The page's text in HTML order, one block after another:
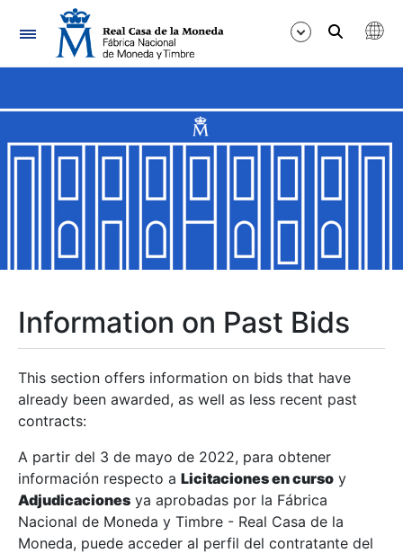
Navigation
Show/Hide
Show/Hide
Show/Hide
Show/Hide
Show/Hide
Information on Past Bids
This section offers information on bids that have
already been awarded, as well as less recent past
contracts:
A partir del 3 de mayo de 2022, para obtener
información respecto a Licitaciones en curso y
Adjudicaciones ya aprobadas por la Fábrica
Nacional de Moneda y Timbre - Real Casa de la
Moneda, puede acceder al perfil del contratante del